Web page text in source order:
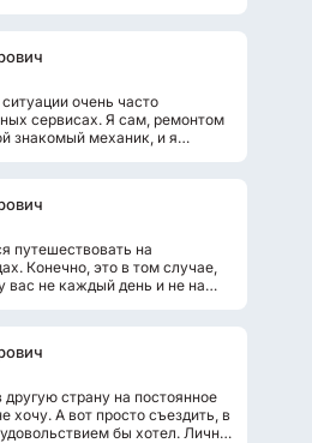
очень часто
сервисах. Я сам, ремонтом
знакомый механик, и я
путешествовать на
Конечно, это в том случае,
вас не каждый день и не на
страну на постоянное
хочу. А вот просто съездить, в
бы хотел. Лично